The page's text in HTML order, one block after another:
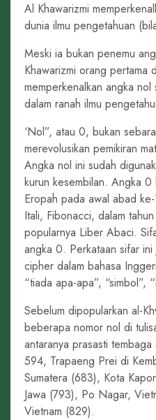
Al Khawarizmi
dunia ilmu pengetahuan
Meski ia bukan penemu
Khawarizmi orang pertama
memperkenalkan angka
dalam ranah ilmu
‘Nol”, atau 0, bukan
merevolusikan pemikiran
Angka nol ini sudah
kurun kesembilan. Angka
Eropah pada awal abad
Itali, Fibonacci, dalam
popularnya Liber Abaci.
angka 0. Perkataan sifar
cipher dalam bahasa
“tiada apa-apa”, “simbol”,
Sebelum dipopularkan al-
beberapa nomor nol di
antaranya prasasti
594, Trapaeng Prei di
Sumatera (683), Kota
Jawa (793), Po Nagar,
Vietnam (829).